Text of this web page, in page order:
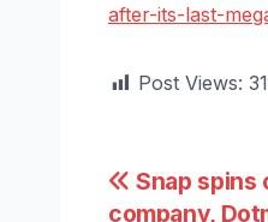
after-its-last-
Post Views: 31
Snap spins
company,